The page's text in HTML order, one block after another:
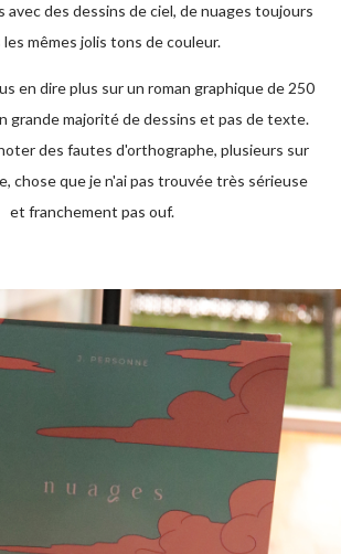
avec des dessins de ciel, de nuages toujours
les mêmes jolis tons de couleur.
en dire plus sur un roman graphique de 250
grande majorité de dessins et pas de texte.
des fautes d'orthographe, plusieurs sur
chose que je n'ai pas trouvée très sérieuse
et franchement pas ouf.